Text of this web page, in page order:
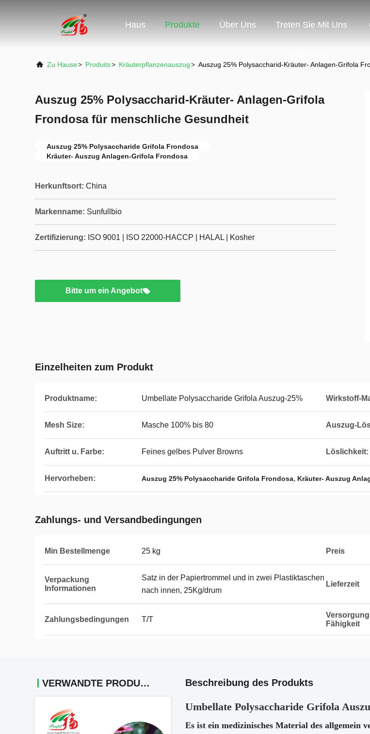
Haus Produkte Über Uns Treten Sie Mit Uns
Zu Hause> Produits> Kräuterpflanzenauszug> Auszug 25% Polysaccharid-Kräuter- Anlagen-Grifola
Auszug 25% Polysaccharid-Kräuter- Anlagen-Grifola
Frondosa für menschliche Gesundheit
Auszug 25% Polysaccharide Grifola Frondosa
Kräuter- Auszug Anlagen-Grifola Frondosa
Herkunftsort: China
Markenname: Sunfullbio
Zertifizierung: ISO 9001 | ISO 22000-HACCP | HALAL | Kosher
Bitte um ein Angebot
Einzelheiten zum Produkt
Produktname: Umbellate Polysaccharide Grifola Auszug-25% Wirkstoff-
Mesh Size: Masche 100% bis 80 Auszug-
Auftritt u. Farbe: Feines gelbes Pulver Browns Löslichkeit:
Hervorheben: Auszug 25% Polysaccharide Grifola Frondosa, Kräuter- Auszug
Zahlungs- und Versandbedingungen
Min Bestellmenge 25 kg Preis
Verpackung
Informationen
Satz in der Papiertrommel und in zwei Plastiktaschen
nach innen, 25Kg/drum
Lieferzeit
Zahlungsbedingungen T/T
Fähigkeit
VERWANDTE PRODUKTE Beschreibung des Produkts
Umbellate Polysaccharide Grifola
Es ist ein medizinisches Material des allgemein